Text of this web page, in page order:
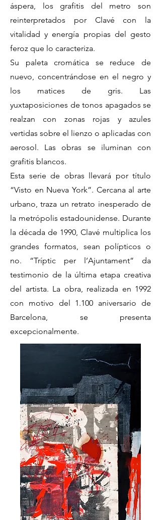
áspera, los grafitis del metro son
reinterpretados por Clavé con la
vitalidad y energía propias del gesto
feroz que lo caracteriza.
Su paleta cromática se reduce de
nuevo, concentrándose en el negro y
los matices de gris. Las
yuxtaposiciones de tonos apagados se
realzan con zonas rojas y azules
vertidas sobre el lienzo o aplicadas con
aerosol. Las obras se iluminan con
grafitis blancos.
Esta serie de obras llevará por título
“Visto en Nueva York”. Cercana al arte
urbano, traza un retrato inesperado de
la metrópolis estadounidense. Durante
la década de 1990, Clavé multiplica los
grandes formatos, sean polípticos o
no. “Tríptic per l’Ajuntament” da
testimonio de la última etapa creativa
del artista. La obra, realizada en 1992
con motivo del 1.100 aniversario de
Barcelona, se presenta
excepcionalmente.